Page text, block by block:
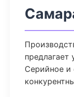
предлагает
Серийное и